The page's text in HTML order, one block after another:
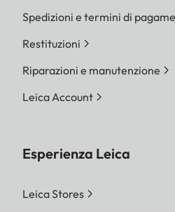
Spedizioni e termini di
Restituzioni
Riparazioni e manutenzione
Leica Account
Esperienza Leica
Leica Stores